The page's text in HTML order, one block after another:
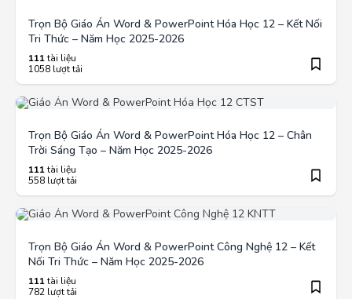
Trọn Bộ Giáo Án Word & PowerPoint Hóa Học 12 – Kết Nối
Tri Thức – Năm Học 2025-2026
111tài liệu
1058 lượt tải
Trọn Bộ Giáo Án Word & PowerPoint Hóa Học 12 – Chân
Trời Sáng Tạo – Năm Học 2025-2026
111tài liệu
558 lượt tải
Trọn Bộ Giáo Án Word & PowerPoint Công Nghệ 12 – Kết
Nối Tri Thức – Năm Học 2025-2026
111tài liệu
782 lượt tải